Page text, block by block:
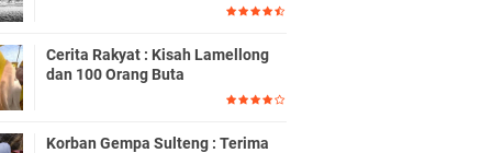
Cerita Rakyat : Kisah Lamellong
dan 100 Orang Buta
Korban Gempa Sulteng : Terima